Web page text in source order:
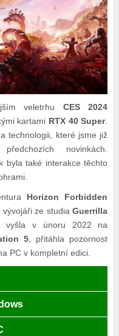
veletrhu CES 2024
kartami RTX 40 Super.
technologii, které jsme již
novinkách.
byla také interakce těchto
Horizon Forbidden
vývojáři ze studiaGuerrilla
vyšla v únoru 2022 na
5 , přitáhla pozornost
PC v kompletní edici.